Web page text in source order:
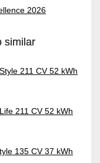
2026
similar
211 CV 52 kWh
211 CV 52 kWh
135 CV 37 kWh